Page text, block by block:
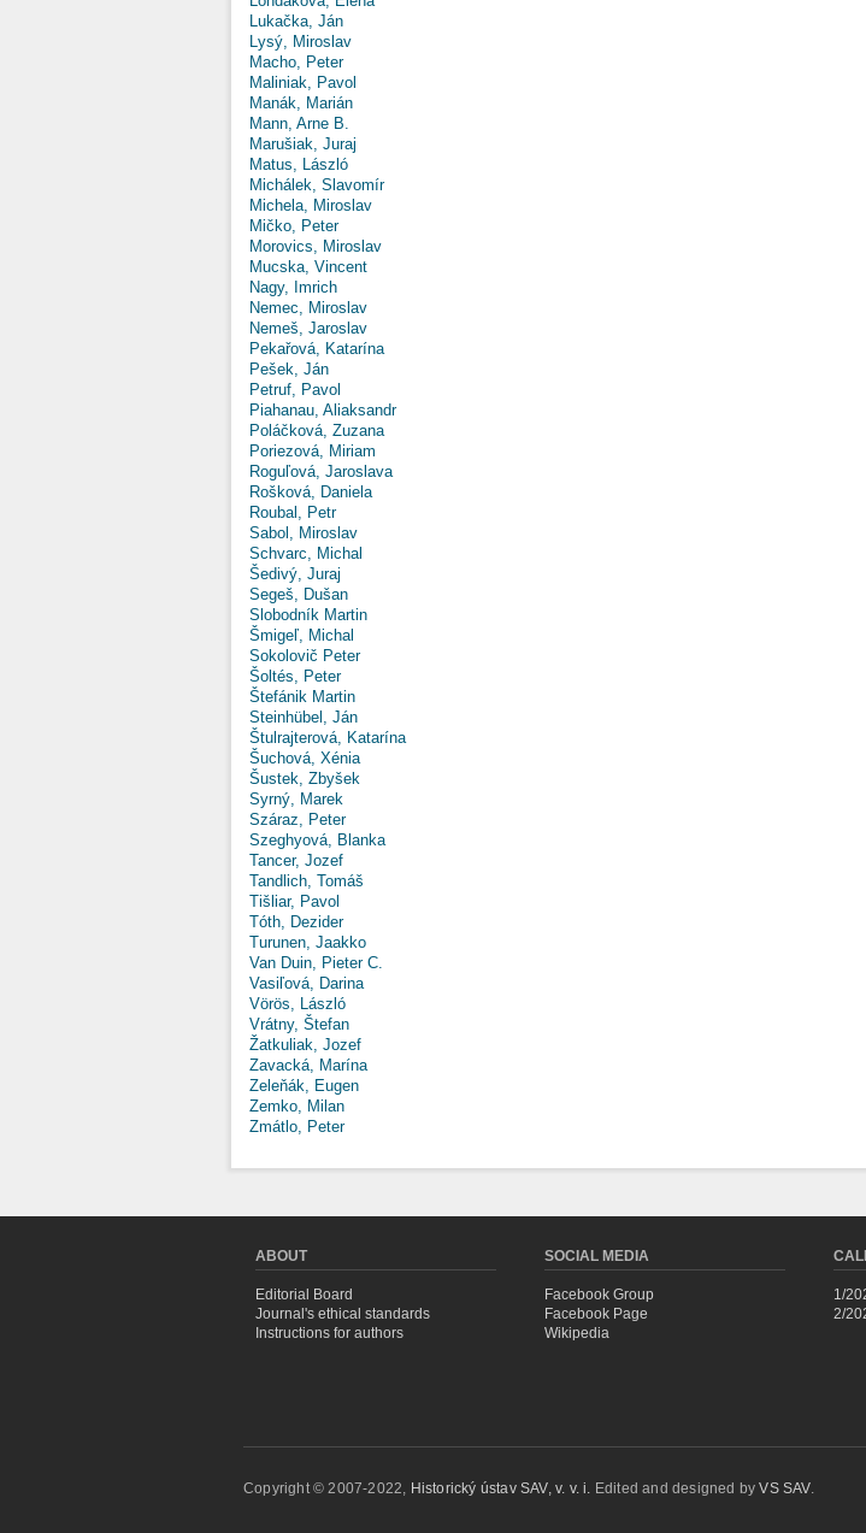
Lukačka, Ján
Lysý, Miroslav
Macho, Peter
Maliniak, Pavol
Manák, Marián
Mann, Arne B.
Marušiak, Juraj
Matus, László
Michálek, Slavomír
Michela, Miroslav
Mičko, Peter
Morovics, Miroslav
Mucska, Vincent
Nagy, Imrich
Nemec, Miroslav
Nemeš, Jaroslav
Pekařová, Katarína
Pešek, Ján
Petruf, Pavol
Piahanau, Aliaksandr
Poláčková, Zuzana
Poriezová, Miriam
Roguľová, Jaroslava
Rošková, Daniela
Roubal, Petr
Sabol, Miroslav
Schvarc, Michal
Šedivý, Juraj
Segeš, Dušan
Slobodník Martin
Šmigeľ, Michal
Sokolovič Peter
Šoltés, Peter
Štefánik Martin
Steinhübel, Ján
Štulrajterová, Katarína
Šuchová, Xénia
Šustek, Zbyšek
Syrný, Marek
Száraz, Peter
Szeghyová, Blanka
Tancer, Jozef
Tandlich, Tomáš
Tišliar, Pavol
Tóth, Dezider
Turunen, Jaakko
Van Duin, Pieter C.
Vasiľová, Darina
Vörös, László
Vrátny, Štefan
Žatkuliak, Jozef
Zavacká, Marína
Zeleňák, Eugen
Zemko, Milan
Zmátlo, Peter
ABOUT
Editorial Board
Journal's ethical standards
Instructions for authors
SOCIAL MEDIA
Facebook Group
Facebook Page
Wikipedia
1/
2/
Copyright © 2007-2022, Historický ústav SAV, v. v. i. Edited and designed byVS SAV.